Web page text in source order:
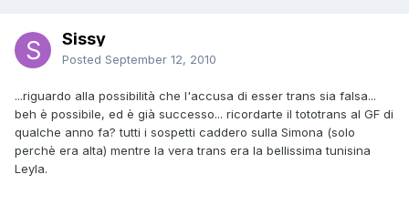
Sissy
Posted September 12, 2010
...riguardo alla possibilità che l'accusa di esser trans sia falsa...
beh è possibile, ed è già successo... ricordarte il tototrans al GF di
qualche anno fa? tutti i sospetti caddero sulla Simona (solo
perchè era alta) mentre la vera trans era la bellissima tunisina
Leyla.